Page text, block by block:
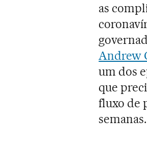
as
Andrew
um dos
que
fluxo de
semanas.